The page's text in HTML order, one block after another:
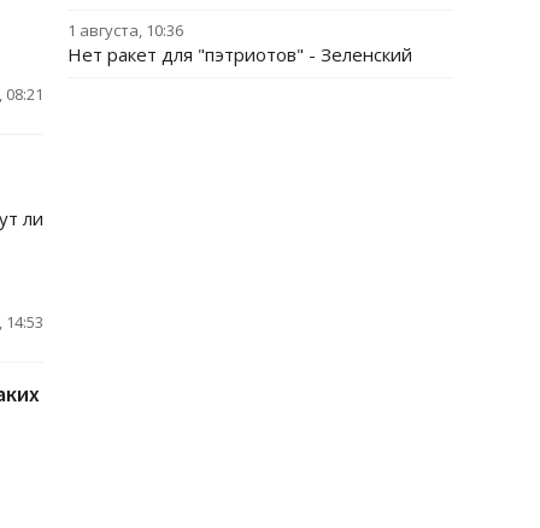
ли
14:53
1 августа, 10:36
Нет ракет для "пэтриотов" - Зеленский